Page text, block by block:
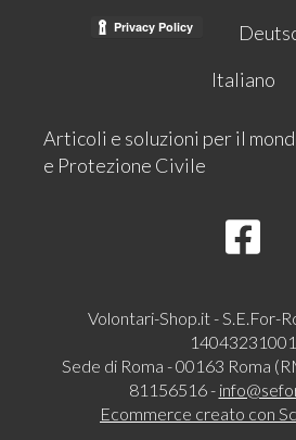
Italiano
Articoli e soluzioni per il
e Protezione Civile
Volontari-Shop.it - S.E.For-
14043231001
Sede di Roma - 00163 Roma
81156516 -
Ecommerce creato con